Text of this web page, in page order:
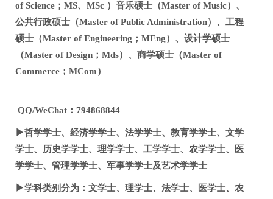
of Science；MS、MSc ）音乐硕士（Master of Music）、
公共行政硕士（Master of Public Administration）、工程
硕士（Master of Engineering；MEng）、设计学硕士
（Master of Design；Mds）、商学硕士（Master of
Commerce；MCom）
QQ/WeChat：794868844
▶哲学学士、经济学学士、法学学士、教育学学士、文学
学士、历史学学士、理学学士、工学学士、农学学士、医
学学士、管理学学士、军事学学士及艺术学学士
▶学科类别分为：文学士、理学士、法学士、医学士、农